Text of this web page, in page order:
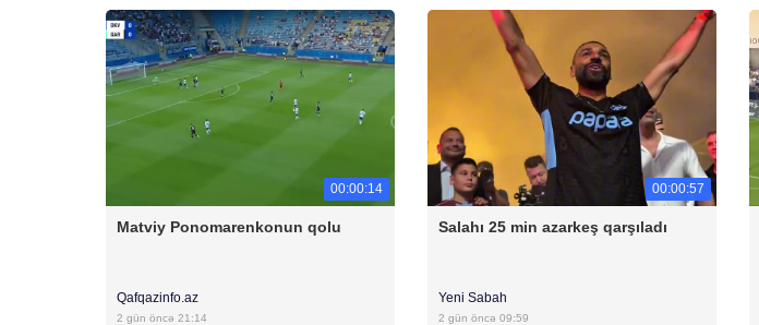
00:00:14
Matviy Ponomarenkonun qolu
Qafqazinfo.az
2 gün öncə 21:14
00:00:57
Salahı 25 min azarkeş qarşıladı
Yeni Sabah
2 gün öncə 09:59